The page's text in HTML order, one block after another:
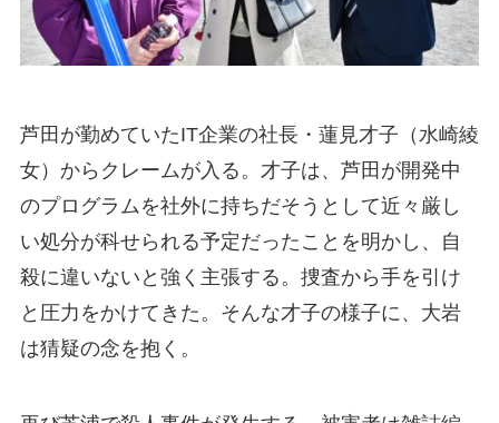
芦田が勤めていたIT企業の社長・蓮見才子（水崎綾
女）からクレームが入る。才子は、芦田が開発中
のプログラムを社外に持ちだそうとして近々厳し
い処分が科せられる予定だったことを明かし、自
殺に違いないと強く主張する。捜査から手を引け
と圧力をかけてきた。そんな才子の様子に、大岩
は猜疑の念を抱く。